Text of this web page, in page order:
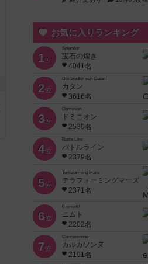
お気に入りランキング
1位
Splendor
宝石の煌き
4041名
2位
Die Siedler von Catan
カタン
3616名
3位
Dominion
ドミニオン
2530名
4位
Battle Line
バトルライン
2379名
5位
Terraforming Mars
テラフォーミングマーズ
2371名
6位
6 nimmt!
ニムト
2202名
7位
Carcassonne
カルカソンヌ
2191名